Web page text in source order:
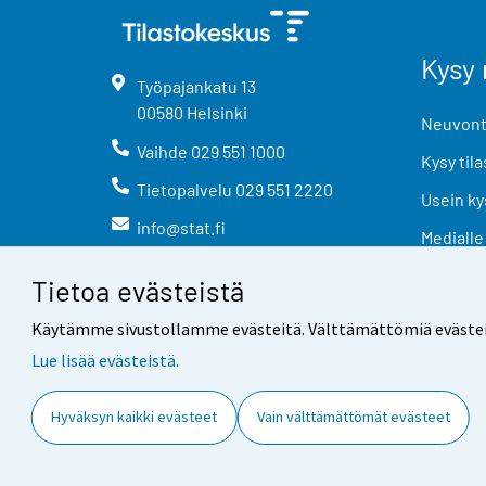
Tietoa evästeistä
Käytämme sivustollamme evästeitä. Välttämättömiä
Lue lisää evästeistä.
Hyväksyn kaikki evästeet Vain välttämättömät evästeet
Työpajankatu 13
00580 Helsinki
Vaihde 029 551 1000
Tietopalvelu 029 551 2220
info@stat.fi
Kysy
Usein
Medialle
Palaute